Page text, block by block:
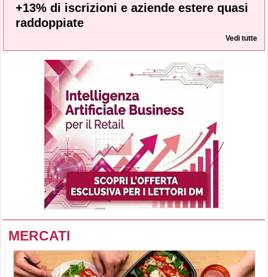
+13% di iscrizioni e aziende estere quasi
raddoppiate
Vedi tutte
MERCATI